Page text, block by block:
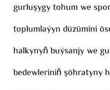
gurluşygy tohum we
toplumlaýyn düzümini
halkynyň buýsanjy we
bedewleriniň şöhratyny